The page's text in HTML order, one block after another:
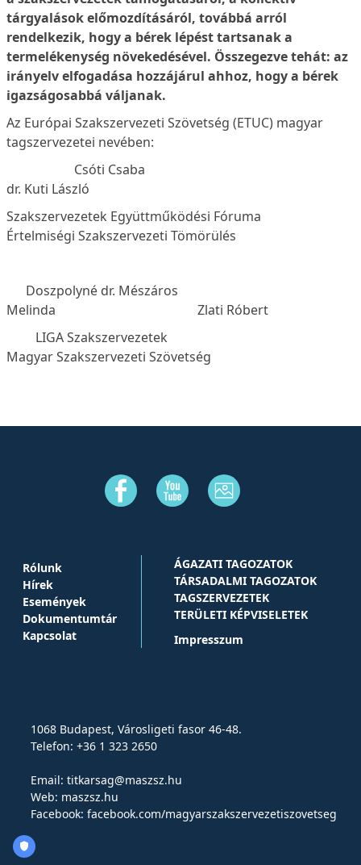
tárgyalások előmozdításáról, továbbá arról
rendelkezik, hogy a bérek lépést tartsanak a
termelékenység növekedésével. Összegezve tehát: az
irányelv elfogadása hozzájárul ahhoz, hogy a bérek
igazságosabbá váljanak.
Az Európai Szakszervezeti Szövetség (ETUC) magyar
tagszervezetei nevében:
Csóti Csaba
dr. Kuti László
Szakszervezetek Együttműködési Fóruma
Értelmiségi Szakszervezeti Tömörülés
Doszpolyné dr. Mészáros
Melinda Zlati Róbert
LIGA Szakszervezetek
Magyar Szakszervezeti Szövetség
Rólunk
Hírek
Események
Dokumentumtár
Kapcsolat
ÁGAZATI TAGOZATOK
TÁRSADALMI TAGOZATOK
TAGSZERVEZETEK
TERÜLETI KÉPVISELETEK
Impresszum
1068 Budapest, Városligeti fasor 46-48.
Telefon: +36 1 323 2650
Email: titkarsag@maszsz.hu
Web: maszsz.hu
Facebook: facebook.com/magyarszakszervezetiszovetseg